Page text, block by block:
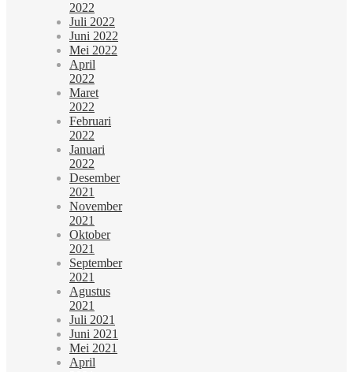
2022
Juli 2022
Juni 2022
Mei 2022
April
2022
Maret
2022
Februari
2022
Januari
2022
Desember
2021
November
2021
Oktober
2021
September
2021
Agustus
2021
Juli 2021
Juni 2021
Mei 2021
April